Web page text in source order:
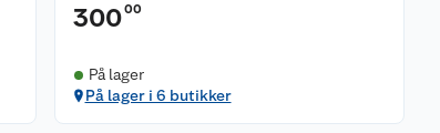
30000
På lager
På lager i 6 butikker